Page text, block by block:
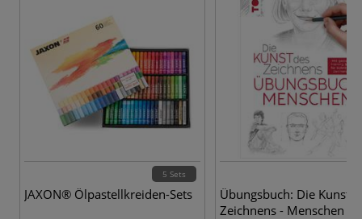
5 Sets
JAXON® Ölpastellkreiden-Sets
Übungsbuch: Die Kunst
Zeichnens - Menschen